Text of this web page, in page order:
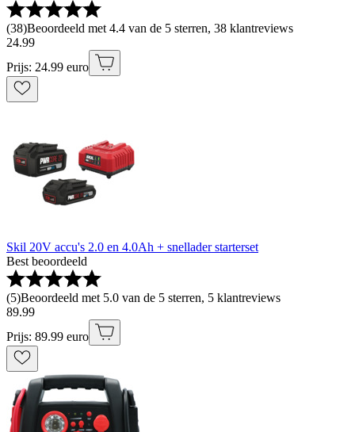
(38)Beoordeeld met 4.4 van de 5 sterren, 38 klantreviews
24.99
Prijs: 24.99 euro
Skil 20V accu's 2.0 en 4.0Ah + snellader starterset
Best beoordeeld
(5)Beoordeeld met 5.0 van de 5 sterren, 5 klantreviews
89.99
Prijs: 89.99 euro